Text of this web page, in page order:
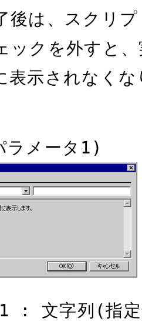
後は、スクリ
ックを外すと
表示されなく
メータ1)
: 文字列(指定